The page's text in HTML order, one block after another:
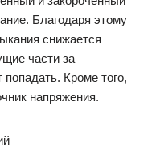
Благодаря этому
снижается
части за
Кроме того,
напряжения.